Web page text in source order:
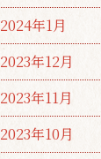
2024年1月
2023年12月
2023年11月
2023年10月